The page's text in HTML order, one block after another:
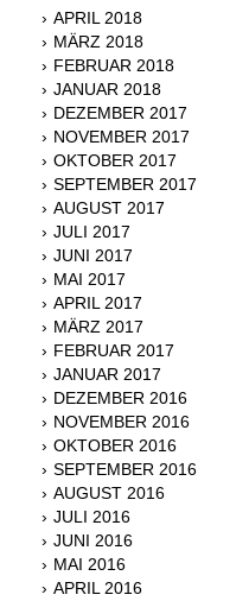
APRIL 2018
MÄRZ 2018
FEBRUAR 2018
JANUAR 2018
DEZEMBER 2017
NOVEMBER 2017
OKTOBER 2017
SEPTEMBER 2017
AUGUST 2017
JULI 2017
JUNI 2017
MAI 2017
APRIL 2017
MÄRZ 2017
FEBRUAR 2017
JANUAR 2017
DEZEMBER 2016
NOVEMBER 2016
OKTOBER 2016
SEPTEMBER 2016
AUGUST 2016
JULI 2016
JUNI 2016
MAI 2016
APRIL 2016